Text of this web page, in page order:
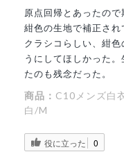
原点回帰とあったの
紺色の生地で補正され
クラシコらしい、紺
うにしてほしかった
たのも残念だった。
商品： C10メンズ白
白/M
役に立った 0